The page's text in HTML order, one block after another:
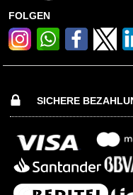
FOLGEN
SICHERE